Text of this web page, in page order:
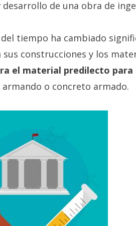
desarrollo de una obra de
tiempo ha cambiado
sus construcciones y los
el material predilecto para
o concreto armado.